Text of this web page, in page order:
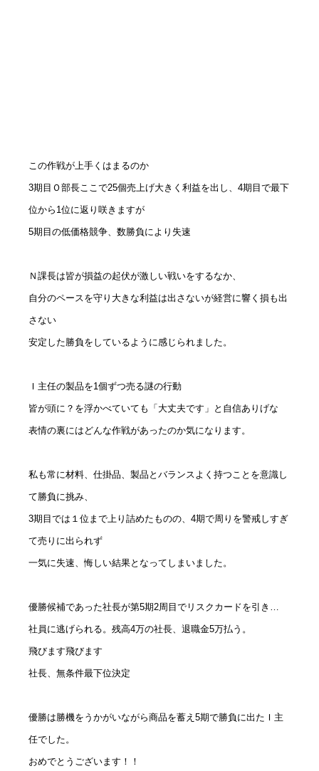
この作戦が上手くはまるのか
3期目Ｏ部長ここで25個売上げ大きく利益を出し、4期目で最下
位から 1位に返り咲きますが
5期目の低価格競争、数勝負により失速
Ｎ課長は皆が損益の起伏が激しい戦いをするなか、
自分のペースを守り大きな利益は出さないが経営に響く損も出
さない
安定した勝負をしているように感じられました。
Ｉ主任の製品を1個ずつ売る謎の行動
皆が頭に？を浮かべていても「大丈夫です」と自信ありげな
表情の裏にはどんな作戦があったのか気になります。
私も常に材料、仕掛品、製品とバランスよく持つことを意識し
て勝負に挑み、
3期目では１位まで上り詰めたものの、4期で周りを警戒しすぎ
て売りに出られず
一気に失速、悔しい結果となってしまいました。
優勝候補であった社長が第5期2周目でリスクカードを引き …
社員に逃げられる。残高4万の社長、退職金5万払う。
飛びます飛びます
社長、無条件最下位決定
優勝は勝機をうかがいながら商品を蓄え5期で勝負に出たＩ主
任でした。
おめでとうございます！！